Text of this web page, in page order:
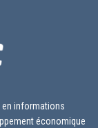
en informations
économique